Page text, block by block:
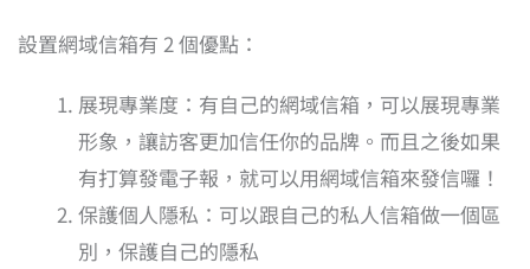
設置網域信箱有 2 個優點：
展現專業度：有自己的網域信箱，可以展現專業
形象，讓訪客更加信任你的品牌。而且之後如果
有打算發電子報，就可以用網域信箱來發信囉！
保護個人隱私：可以跟自己的私人信箱做一個區
別，保護自己的隱私